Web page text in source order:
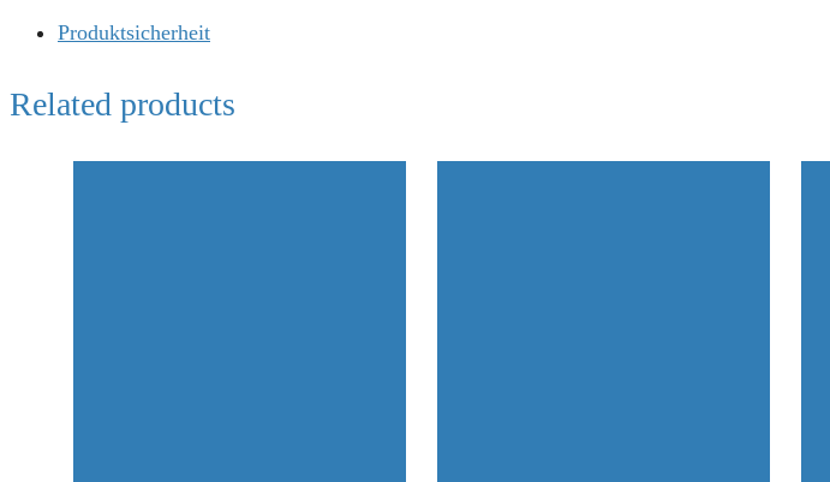
Produktsicherheit
Related products